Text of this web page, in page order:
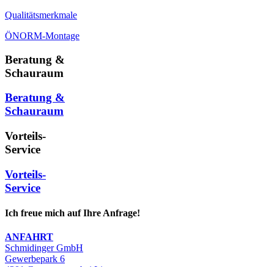
Qualitätsmerkmale
ÖNORM-Montage
Beratung &
Schauraum
Beratung &
Schauraum
Vorteils-
Service
Vorteils-
Service
Ich freue mich auf Ihre Anfrage!
ANFAHRT
Schmidinger GmbH
Gewerbepark 6